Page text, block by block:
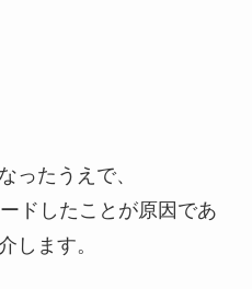
ったうえで、
ドしたことが原因であ
します。